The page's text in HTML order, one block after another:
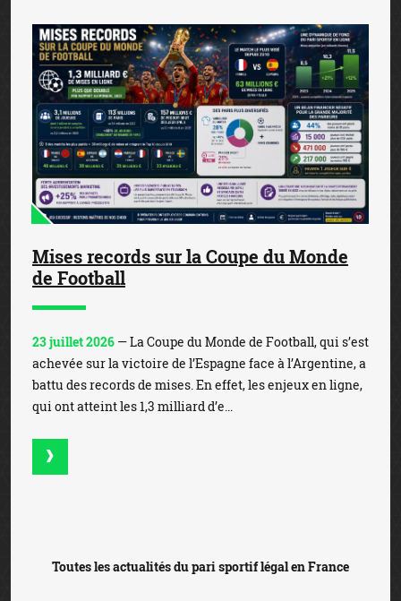
Mises records sur la Coupe du Monde
de Football
23 juillet 2026 — La Coupe du Monde de Football, qui s’est
achevée sur la victoire de l’Espagne face à l’Argentine, a
battu des records de mises. En effet, les enjeux en ligne,
qui ont atteint les 1,3 milliard d’e...
Toutes les actualités du pari sportif légal en France